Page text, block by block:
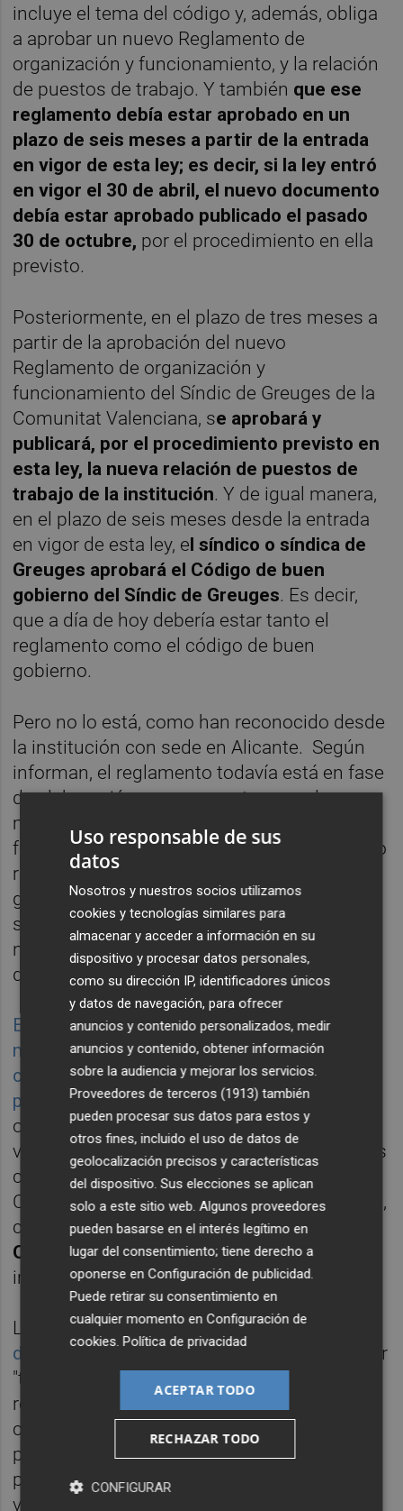
incluye el tema del código y, además, obliga
a aprobar un nuevo Reglamento de
organización y funcionamiento, y la relación
de puestos de trabajo. Y también que ese
reglamento debía estar aprobado en un
plazo de seis meses a partir de la entrada
en vigor de esta ley; es decir, si la ley entró
en vigor el 30 de abril, el nuevo documento
debía estar aprobado publicado el pasado
30 de octubre, por el procedimiento en ella
previsto.
Posteriormente, en el plazo de tres meses a
partir de la aprobación del nuevo
Reglamento de organización y
funcionamiento del Síndic de Greuges de la
Comunitat Valenciana, se aprobará y
publicará, por el procedimiento previsto en
esta ley, la nueva relación de puestos de
trabajo de la institución. Y de igual manera,
en el plazo de seis meses desde la entrada
en vigor de esta ley, el síndico o síndica de
Greuges aprobará el Código de buen
gobierno del Síndic de Greuges. Es decir,
que a día de hoy debería estar tanto el
reglamento como el código de buen
gobierno.
Pero no lo está, como han reconocido desde
la institución con sede en Alicante. Según
informan, el reglamento todavía está en fase
de elaboración y esperan retrasarse lo
mínimo posible, pero tampoco existe una
fecha aproximada de cuándo estará el nuevo
reglamento y el nuevo código de buen
gobierno. Por el momento, la institución
sigue su funcionamiento con el nuevo texto
normativo, aprobado el pasado 26 de marzo
de 2021.
El pasado 20 de abril, Ángel Luna presentó la
memoria de 2020 y denunció las graves
carencias de las administraciones
públicas. Posteriormente, en el mes de
octubre, el defensor del pueblo
valenciano
hizo pública su investigación
a los
centros de menores dependientes de la
Consellera de Igualdad y Políticas Inclusivas,
con duras críticas a la gestión deMónica
Oltra,
acusando a la conselleria de haber
interferido en su investigación.
La
vicepresidenta, por su parte, aseguró que
desde su departamento se trataba de atender
"todas las cuestiones" que el síndic pudiera
requerir, si bien remarcó que los retrasos en
contestar tenían "mucho que ver con la
precariedad". "Se llega lo más rápido que se
puede con las manos que tenemos, pero a
veces llegamos un poco más tarde. La
Uso responsable de sus
datos
Nosotros y nuestros socios utilizamos
cookies y tecnologías similares para
almacenar y acceder a información en su
dispositivo y procesar datos personales,
como su dirección IP, identificadores únicos
y datos de navegación, para ofrecer
anuncios y contenido personalizados, medir
anuncios y contenido, obtener información
sobre la audiencia y mejorar los servicios.
Proveedores de terceros (1913) también
pueden procesar sus datos para estos y
otros fines, incluido el uso de datos de
geolocalización precisos y características
del dispositivo. Sus elecciones se aplican
solo a este sitio web. Algunos proveedores
pueden basarse en el interés legítimo en
lugar del consentimiento; tiene derecho a
oponerse enConfiguración de publicidad.
Puede retirar su consentimiento en
cualquier momento enConfiguración de
cookies.Política de privacidad
ACEPTAR TODO
RECHAZAR TODO
CONFIGURAR